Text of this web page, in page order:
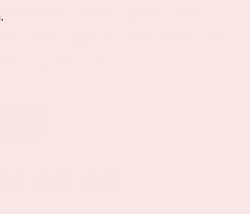
vol disco en glitter? Check
alle vragen en informatie voor
button!
op de